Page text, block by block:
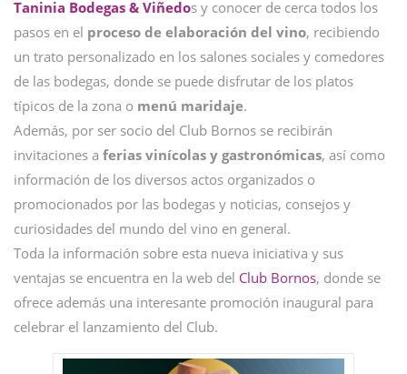
Taninia Bodegas & Viñedos y conocer de cerca todos los
pasos en el proceso de elaboración del vino, recibiendo
un trato personalizado en los salones sociales y comedores
de las bodegas, donde se puede disfrutar de los platos
típicos de la zona o menú maridaje.
Además, por ser socio del Club Bornos se recibirán
invitaciones a ferias vinícolas y gastronómicas, así como
información de los diversos actos organizados o
promocionados por las bodegas y noticias, consejos y
curiosidades del mundo del vino en general.
Toda la información sobre esta nueva iniciativa y sus
ventajas se encuentra en la web del Club Bornos, donde se
ofrece además una interesante promoción inaugural para
celebrar el lanzamiento del Club.